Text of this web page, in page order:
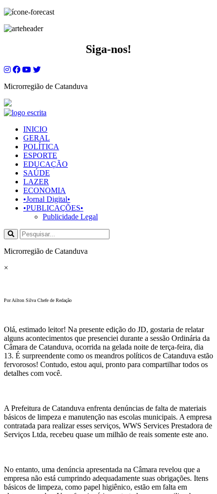
Siga-nos!
Microrregião de Catanduva
INICIO
GERAL
POLÍTICA
ESPORTE
EDUCAÇÃO
SAÚDE
LAZER
ECONOMIA
•Jornal Digital•
•PUBLICAÇÕES•
Publicidade Legal
Microrregião de Catanduva
×
Por Ailton Silva Chefe de Redação
Olá, estimado leitor! Na presente edição do JD, gostaria de relatar
alguns acontecimentos que presenciei durante a sessão Ordinária da
Câmara de Catanduva, ocorrida na gelada noite de terça-feira, dia
13. É surpreendente como os meandros políticos de Catanduva estão
fervorosos! Contudo, estou aqui, pronto para compartilhar todos os
detalhes com você.
A Prefeitura de Catanduva enfrenta denúncias de falta de materiais
básicos de limpeza e manutenção nas escolas municipais. A empresa
contratada para realizar esses serviços, WWS Services Prestadora de
Serviços Ltda, recebeu quase um milhão de reais somente este ano.
No entanto, uma denúncia apresentada na Câmara revelou que a
empresa não está cumprindo adequadamente suas obrigações. Itens
básicos de limpeza, como papel higiênico, estão em falta em